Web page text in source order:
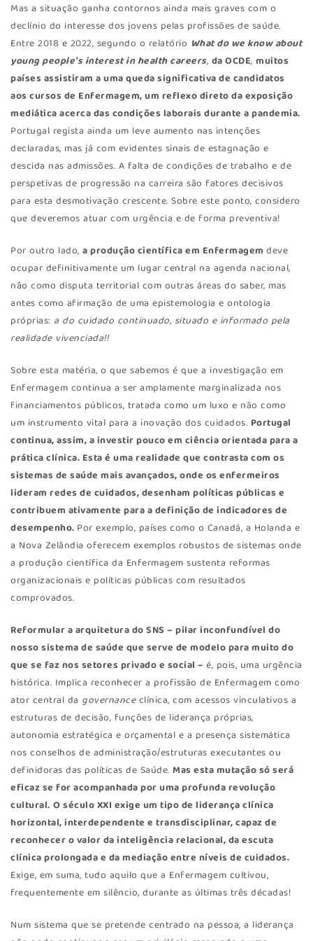
Mas a situação ganha contornos ainda mais graves com o
declínio do interesse dos jovens pelas profissões de saúde.
Entre 2018 e 2022, segundo o relatório What do we know about
young people’s interest in health careers, da OCDE, muitos
países assistiram a uma queda significativa de candidatos
aos cursos de Enfermagem, um reflexo direto da exposição
mediática acerca das condições laborais durante a pandemia.
Portugal regista ainda um leve aumento nas intenções
declaradas, mas já com evidentes sinais de estagnação e
descida nas admissões. A falta de condições de trabalho e de
perspetivas de progressão na carreira são fatores decisivos
para esta desmotivação crescente. Sobre este ponto, considero
que deveremos atuar com urgência e de forma preventiva!
Por outro lado, a produção científica em Enfermagem deve
ocupar definitivamente um lugar central na agenda nacional,
não como disputa territorial com outras áreas do saber, mas
antes como afirmação de uma epistemologia e ontologia
próprias: a do cuidado continuado, situado e informado pela
realidade vivenciada!!
Sobre esta matéria, o que sabemos é que a investigação em
Enfermagem continua a ser amplamente marginalizada nos
financiamentos públicos, tratada como um luxo e não como
um instrumento vital para a inovação dos cuidados. Portugal
continua, assim, a investir pouco em ciência orientada para a
prática clínica. Esta é uma realidade que contrasta com os
sistemas de saúde mais avançados, onde os enfermeiros
lideram redes de cuidados, desenham políticas públicas e
contribuem ativamente para a definição de indicadores de
desempenho. Por exemplo, países como o Canadá, a Holanda e
a Nova Zelândia oferecem exemplos robustos de sistemas onde
a produção científica da Enfermagem sustenta reformas
organizacionais e políticas públicas com resultados
comprovados.
Reformular a arquitetura do SNS – pilar inconfundível do
nosso sistema de saúde que serve de modelo para muito do
que se faz nos setores privado e social – é, pois, uma urgência
histórica. Implica reconhecer a profissão de Enfermagem como
ator central da governanceclínica, com acessos vinculativos a
estruturas de decisão, funções de liderança próprias,
autonomia estratégica e orçamental e a presença sistemática
nos conselhos de administração/estruturas executantes ou
definidoras das políticas de Saúde. Mas esta mutação só será
eficaz se for acompanhada por uma profunda revolução
cultural. O século XXI exige um tipo de liderança clínica
horizontal, interdependente e transdisciplinar, capaz de
reconhecer o valor da inteligência relacional, da escuta
clínica prolongada e da mediação entre níveis de cuidados.
Exige, em suma, tudo aquilo que a Enfermagem cultivou,
frequentemente em silêncio, durante as últimas três décadas!
Num sistema que se pretende centrado na pessoa, a liderança